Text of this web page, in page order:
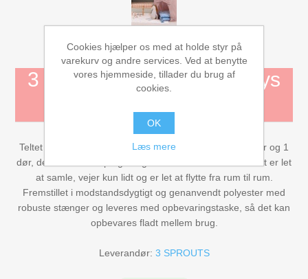
Børnebøger
Gavekort
Kuglebaner Trix Track
Biler, Tog, skibe
3 SPROUTS -Legetelt - Lys
Teltet har et flot spids tag med flag og pynt, 2 net vinduer og 1
dør, der kan rulles op og fastgøres med bindebånd. Teltet er let
at samle, vejer kun lidt og er let at flytte fra rum til rum.
Fremstillet i modstandsdygtigt og genanvendt polyester med
robuste stænger og leveres med opbevaringstaske, så det kan
opbevares fladt mellem brug.
Leverandør: 3 SPROUTS
Cookies hjælper os med at holde styr på
varekurv og andre services. Ved at benytte
vores hjemmeside, tillader du brug af
cookies.
OK
Læs mere